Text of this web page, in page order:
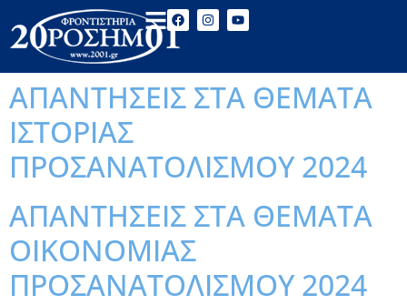
ΑΠΑΝΤΗΣΕΙΣ ΣΤΑ ΘΕΜΑΤΑ
ΙΣΤΟΡΙΑΣ
ΠΡΟΣΑΝΑΤΟΛΙΣΜΟΥ 2024
ΑΠΑΝΤΗΣΕΙΣ ΣΤΑ ΘΕΜΑΤΑ
ΟΙΚΟΝΟΜΙΑΣ
ΠΡΟΣΑΝΑΤΟΛΙΣΜΟΥ 2024